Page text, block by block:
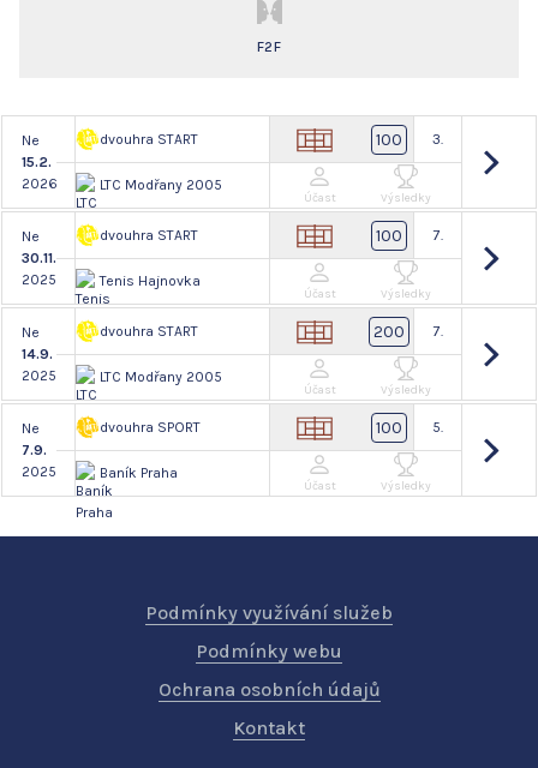
F2F
Ne
15.2.
2026
dvouhra START
LTC Modřany 2005
100 3.
Účast Výsledky
Ne
30.11.
2025
dvouhra START
Tenis Hajnovka
100 7.
Účast Výsledky
Ne
14.9.
2025
dvouhra START
LTC Modřany 2005
200 7.
Účast Výsledky
Ne
7.9.
2025
dvouhra SPORT
Baník Praha
100 5.
Účast Výsledky
Podmínky využívání služeb
Podmínky webu
Ochrana osobních údajů
Kontakt